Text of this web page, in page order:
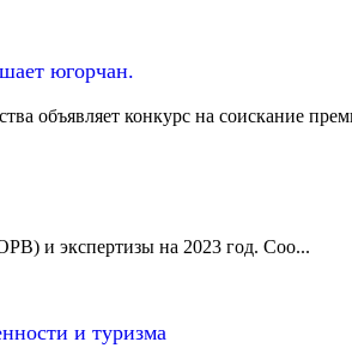
югорчан.
объявляет конкурс на соискание
и экспертизы на 2023 год. Соо...
и туризма